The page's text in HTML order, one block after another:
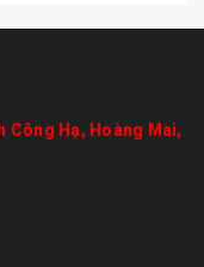
Hạ, Hoàng Mai,